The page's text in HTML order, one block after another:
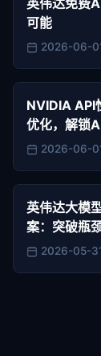
英伟达免费
可能
2026-06-
NVIDIA API
优化，解锁
2026-06-
英伟达大模
案：突破瓶
2026-05-